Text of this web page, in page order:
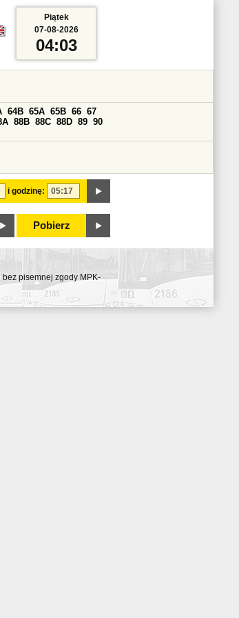
i godzinę:
64B 65A 65B 66 67
88B 88C 88D 89 90
Pobierz
Piątek
07-08-2026
04:03
pisemnej zgody MPK-